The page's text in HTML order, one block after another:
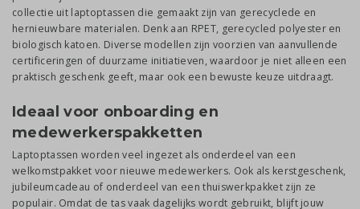
collectie uit laptoptassen die gemaakt zijn van gerecyclede en
hernieuwbare materialen. Denk aan RPET, gerecycled polyester en
biologisch katoen. Diverse modellen zijn voorzien van aanvullende
certificeringen of duurzame initiatieven, waardoor je niet alleen een
praktisch geschenk geeft, maar ook een bewuste keuze uitdraagt.
Ideaal voor onboarding en
medewerkerspakketten
Laptoptassen worden veel ingezet als onderdeel van een
welkomstpakket voor nieuwe medewerkers. Ook als kerstgeschenk,
jubileumcadeau of onderdeel van een thuiswerkpakket zijn ze
populair. Omdat de tas vaak dagelijks wordt gebruikt, blijft jouw